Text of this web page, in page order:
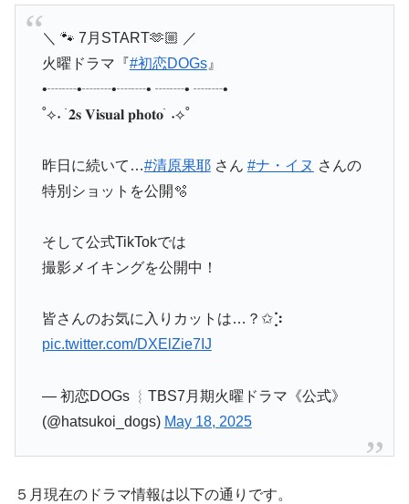
＼ 🐾 7月START🫶🏼 ／
火曜ドラマ『#初恋DOGs』
•┈┈•┈┈•┈┈• ┈┈• ┈┈•
˚⟡˖ ࣪ 𝟐𝐬 𝐕𝐢𝐬𝐮𝐚𝐥 𝐩𝐡𝐨𝐭𝐨 ࣪ ˖⟡˚
昨日に続いて…#清原果耶さん #ナ・イヌ さんの
特別ショットを公開🫧
そして公式TikTokでは
撮影メイキングを公開中！
皆さんのお気に入りカットは…？✩⡱
pic.twitter.com/DXElZie7IJ
— 初恋DOGs ︴TBS7月期火曜ドラマ《公式》
(@hatsukoi_dogs) May 18, 2025
５月現在のドラマ情報は以下の通りです。